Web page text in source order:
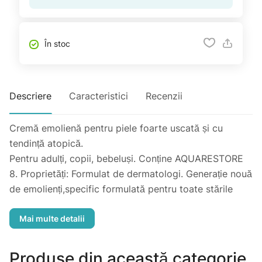
În stoc
Descriere Caracteristici Recenzii
Cremă emolienă pentru piele foarte uscată și cu
tendință atopică.
Pentru adulți, copii, bebeluși. Conține AQUARESTORE
8. Proprietăți: Formulat de dermatologi. Generație nouă
de emolienți,specific formulată pentru toate stările
și adulților: piele atopică, piele foarte uscată
medicamentoase. Combinația activilor specifici și